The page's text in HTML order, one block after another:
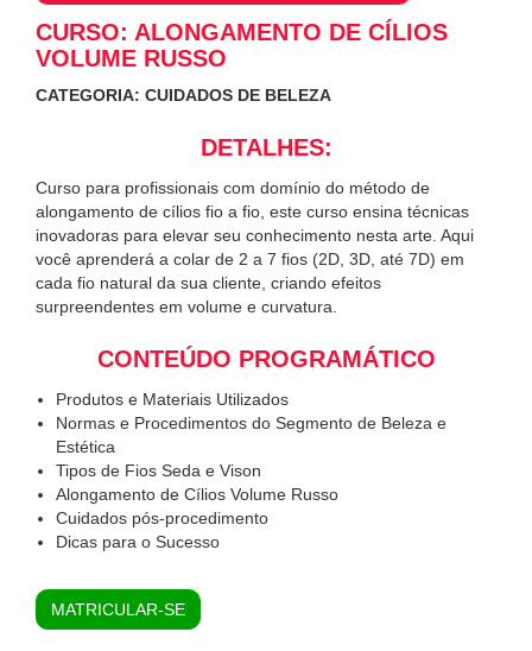
CURSO: ALONGAMENTO DE CÍLIOS
VOLUME RUSSO
CATEGORIA: CUIDADOS DE BELEZA
DETALHES:
Curso para profissionais com domínio do método de
alongamento de cílios fio a fio, este curso ensina técnicas
inovadoras para elevar seu conhecimento nesta arte. Aqui
você aprenderá a colar de 2 a 7 fios (2D, 3D, até 7D) em
cada fio natural da sua cliente, criando efeitos
surpreendentes em volume e curvatura.
CONTEÚDO PROGRAMÁTICO
Produtos e Materiais Utilizados
Normas e Procedimentos do Segmento de Beleza e
Estética
Tipos de Fios Seda e Vison
Alongamento de Cílios Volume Russo
Cuidados pós-procedimento
Dicas para o Sucesso
MATRICULAR-SE